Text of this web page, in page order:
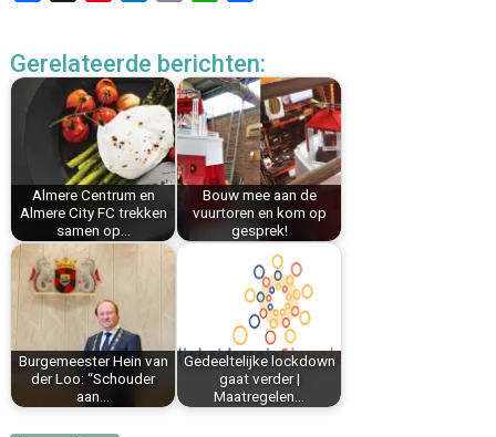
e
o
t
e
r
e
s
t
k
e
I
n
i
l
t
s
A
p
p
e
n
Gerelateerde berichten:
Almere Centrum en
Almere City FC trekken
samen op…
Bouw mee aan de
vuurtoren en kom op
gesprek!
Burgemeester Hein van
der Loo: “Schouder
aan…
Gedeeltelijke lockdown
gaat verder |
Maatregelen…